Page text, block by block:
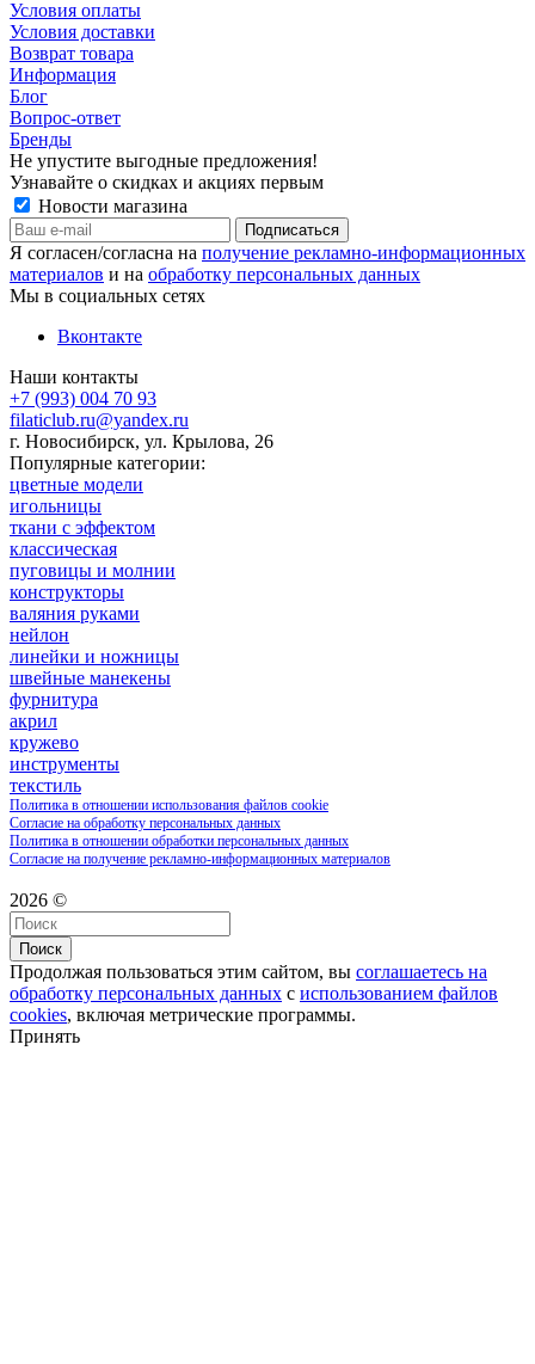
Условия оплаты
Условия доставки
Возврат товара
Информация
Блог
Вопрос-ответ
Бренды
Не упустите выгодные предложения!
Узнавайте о скидках и акциях первым
Новости магазина
Я согласен/согласна на получение рекламно-информационных
материалов и на обработку персональных данных
Мы в социальных сетях
Вконтакте
Наши контакты
+7 (993) 004 70 93
filaticlub.ru@yandex.ru
г. Новосибирск, ул. Крылова, 26
Популярные категории:
цветные модели
игольницы
ткани с эффектом
классическая
пуговицы и молнии
конструкторы
валяния руками
нейлон
линейки и ножницы
швейные манекены
фурнитура
акрил
кружево
инструменты
текстиль
Политика в отношении использования файлов cookie
Согласие на обработку персональных данных
Политика в отношении обработки персональных данных
Согласие на получение рекламно-информационных материалов
2026 ©
Поиск
Продолжая пользоваться этим сайтом, вы соглашаетесь на
обработку персональных данных с использованием файлов
cookies, включая метрические программы.
Принять